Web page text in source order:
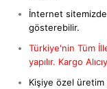
İnternet
gösterebilir.
Türkiye'nin Tüm
yapılır. Kargo
Kişiye özel üretim